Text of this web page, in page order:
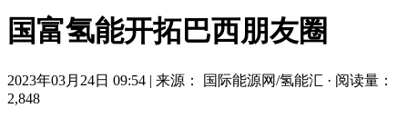
国富氢能开拓巴西朋友圈
2023年03月24日 09:54 | 来源： 国际能源网/氢能汇 · 阅读量：
2,848